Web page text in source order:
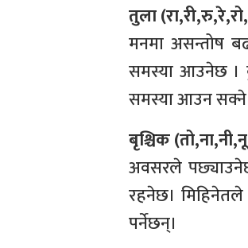
तुला
मनमा असन्तोष
समस्या आउनेछ ।
समस्या आउन सक्ने
बृश्चिक
अवसरले
रहनेछ।
पर्नेछन्।